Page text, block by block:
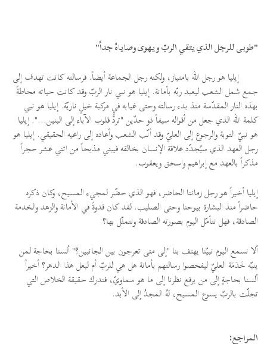
"طوبى للرجل الذي يتقي الربّ ويهوى وصاياهُ جداً"
إيليا هو رجل الله بامتياز، ولكنه رجل الجماعة أيضاً. فرسالته كانت تهدف إلى
جمع شمل الشعب ليعبد ربّه بأمانة. إيليا هو نبي نار الربّ وقد كانت حياته محاطةً
بهذه النار المقدّسة منذ بدء رسالته وحتى غيابه في مركبة خيلٍ ناريّة. إيليا هو نبي
كلمة الله الذي جعل من أقواله سيفاً ذو حدّين "تردُّ قلوب الآباء إلى البنين...". إيليا
هو نبيّ التوبة والرجوع إلى العليّ وقد أنّب الشعب وأعاده إلى راعيه الحقيقي. إيليا هو
رجل العهد الذي سيُجدّد علاقة الإنسان بخالقه فيبني مذبحاً من اثني عشر حجراً
مذكراً بالعهد مع إبراهيم واسحق ويعقوب.
إيليا أخيراً هو رجل زماننا الحاضر، فهو الذي حضّر لمجيء المسيح، وكان ذكره
حاضراً منذ البشارة بيوحنا وحتى الصليب. لقد كان قدوةً في الأمانة والزهد والخدمة
الصادقة، فهل نتأمّل اليوم بصورته الصادقة ونتمثّل بها؟
ألا نسمع اليوم نبيّنا يهتف بنا "إلى متى تعرجون بين الجانبين؟" ألسنا بحاجة لمن
ينبّه خَدَمَة العليّ ليفحصوا رسالتهم بأمانة هل هي للربّ أم لبعل هذا الدهر؟ أخيراً
ألسنا بحاجةٍ إلى من يرفع نظرنا إلى ما هو سماويّ، فندرك حقيقة الخلاص التي
تجلّت بالربّ يسوع المسيح، لهُ المجدُ إلى الأبد.
المراجع: